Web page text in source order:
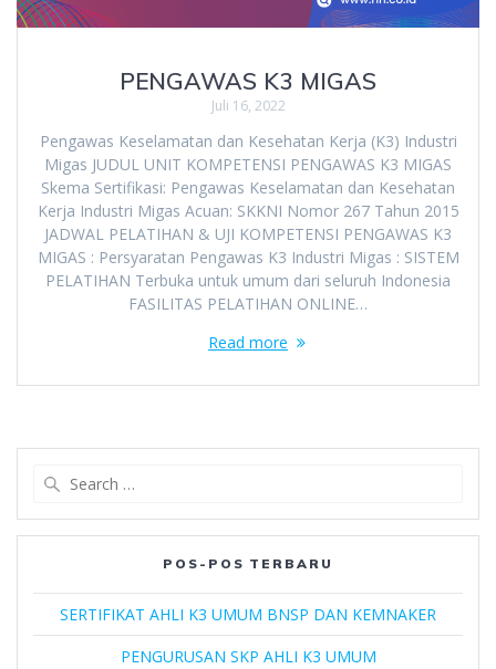
PENGAWAS K3 MIGAS
Juli 16, 2022
Pengawas Keselamatan dan Kesehatan Kerja (K3) Industri
Migas JUDUL UNIT KOMPETENSI PENGAWAS K3 MIGAS
Skema Sertifikasi: Pengawas Keselamatan dan Kesehatan
Kerja Industri Migas Acuan: SKKNI Nomor 267 Tahun 2015
JADWAL PELATIHAN & UJI KOMPETENSI PENGAWAS K3
MIGAS : Persyaratan Pengawas K3 Industri Migas : SISTEM
PELATIHAN Terbuka untuk umum dari seluruh Indonesia
FASILITAS PELATIHAN ONLINE…
Read more
POS-POS TERBARU
SERTIFIKAT AHLI K3 UMUM BNSP DAN KEMNAKER
PENGURUSAN SKP AHLI K3 UMUM